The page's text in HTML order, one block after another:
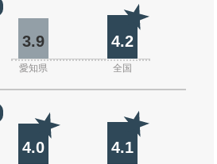
3.9 4.2
愛知県 全国
4.0 4.1